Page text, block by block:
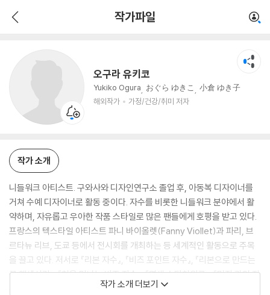
작가파일
오구라 유키코
Yukiko Ogura おぐら ゆきこ
小倉 ゆき子
해외작가
가정/건강/취미 저자
가정/건강/취미 저자
작가 소개
니들워크 아티스트. 구와사와 디자인연구소 졸업 후, 아동복 디자이너를
거쳐 수예 디자이너로 활동 중이다. 자수를 비롯한 니들워크 분야에서 활
약하며, 자유롭고 우아한 작품 스타일로 많은 팬들에게 호평을 받고 있다.
프랑스의 텍스타일 아티스트 파니 바이올렛(Fanny Viollet)과 파리, 브
르타뉴 리브, 도쿄 등에서 전시회를 개최하는 등 세계적인 활동으로 주목
을 끌고 있다. 저서로 『리본 자수』, 『비즈 포인트 자수』, 『리본으로 만드는
꽃 액세서리』, 『처음 만나는 비즈 자수』, 『염색 스티치워크』, 『멋진 라인 자
수』, 『자수 무엇이든 Q&A』, 『자수 스티치 바이블』, 파니 바이올렛과 공저
작가 소개 더보기